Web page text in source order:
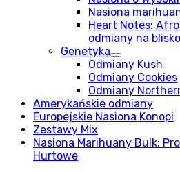
Nasiona
Heart Notes:
odmiany na
Genetyka
Odmiany Kush
Odmiany Cookies
Odmiany
Amerykańskie odmiany
Europejskie Nasiona Konopi
Zestawy Mix
Nasiona Marihuany Bulk:
Hurtowe